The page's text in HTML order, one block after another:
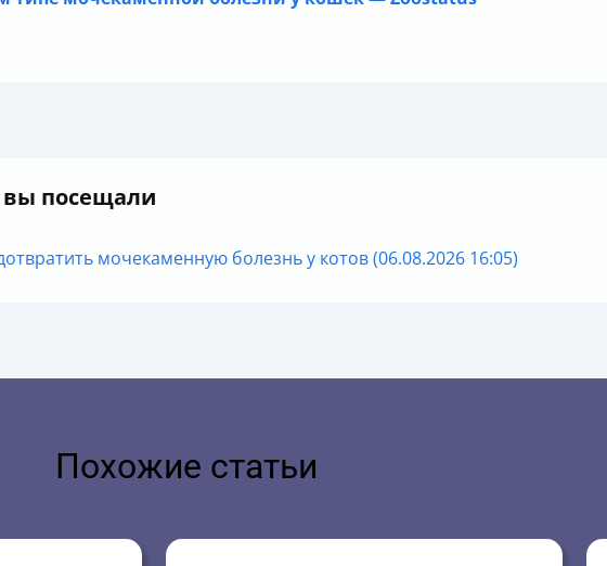
вы посещали
мочекаменную болезнь у котов (06.08.2026 16:05)
Похожие статьи